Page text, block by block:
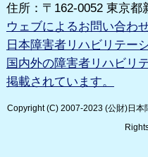
住所：〒162-0052 東京都
ウェブによるお問い合わ
日本障害者リハビリテー
国内外の障害者リハビリ
掲載されています。
Copyright (C) 2007-2023 (公財)日本